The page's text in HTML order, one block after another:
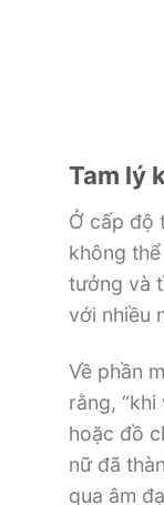
Tam lý
Ở cấp độ
không
tưởng và
với nhiều
Về phần
rằng,
hoặc đồ
nữ đã
qua âm